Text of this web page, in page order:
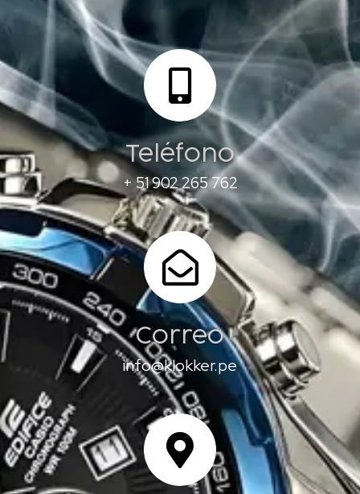
Teléfono
+ 51 902 265 762
Correo
info@klokker.pe